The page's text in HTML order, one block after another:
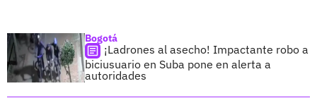
Bogotá
¡Ladrones al asecho! Impactante robo a
biciusuario en Suba pone en alerta a
autoridades